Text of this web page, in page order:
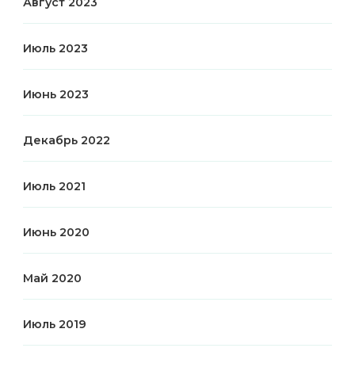
Июль 2023
Июнь 2023
Декабрь 2022
Июль 2021
Июнь 2020
Май 2020
Июль 2019